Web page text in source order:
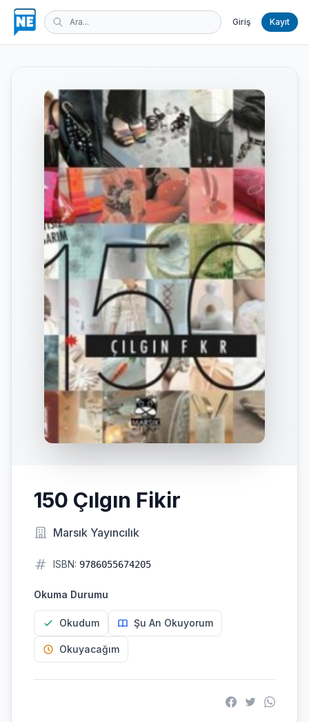
Giriş Kayıt
150 Çılgın Fikir
Marsık Yayıncılık
ISBN: 9786055674205
Okuma Durumu
Okudum Şu An Okuyorum
Okuyacağım